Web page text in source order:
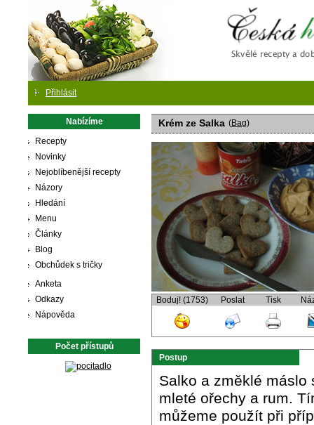
Přihlásit
Nabízíme
Recepty
Novinky
Nejoblíbenější recepty
Názory
Hledání
Menu
Články
Blog
Obchůdek s tričky
Anketa
Odkazy
Nápověda
Počet přístupů
Krém ze Salka (Bag)
Boduj! (1753) Poslat Tisk
Postup
Salko a změklé máslo
mleté ořechy a rum.
můžeme použít při